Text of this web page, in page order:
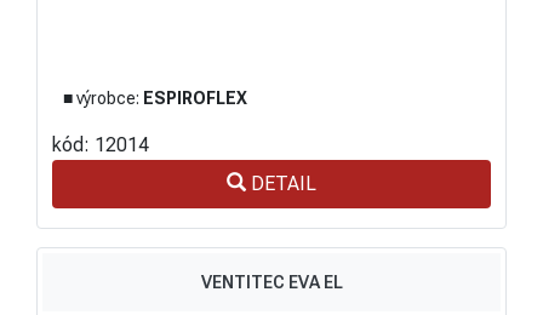
■ výrobce: ESPIROFLEX
kód: 12014
DETAIL
VENTITEC EVA EL